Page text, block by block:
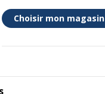
Choisir mon magasin